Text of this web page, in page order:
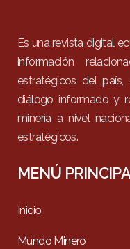
Es una revista digital
información
estratégicos del
diálogo informado y
minería a nivel
estratégicos.
MENÚ
Inicio
Mundo Minero